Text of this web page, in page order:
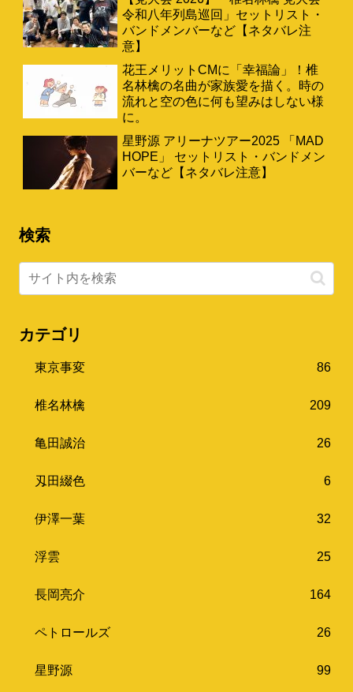
令和八年列島巡回」セットリスト・
バンドメンバーなど【ネタバレ注
意】
花王メリットCMに「幸福論」！椎
名林檎の名曲が家族愛を描く。時の
流れと空の色に何も望みはしない様
に。
星野源 アリーナツアー2025 「MAD
HOPE」 セットリスト・バンドメン
バーなど【ネタバレ注意】
検索
カテゴリ
東京事変 86
椎名林檎 209
亀田誠治 26
刄田綴色 6
伊澤一葉 32
浮雲 25
長岡亮介 164
ペトロールズ 26
星野源 99